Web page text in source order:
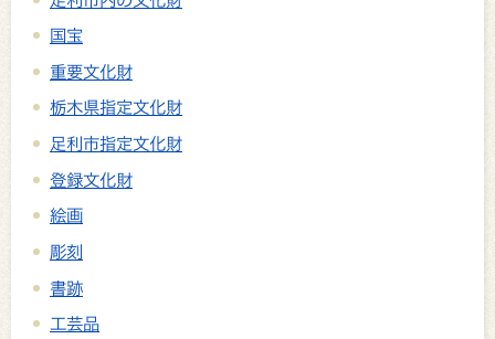
国宝
重要文化財
栃木県指定文化財
足利市指定文化財
登録文化財
絵画
彫刻
書跡
工芸品